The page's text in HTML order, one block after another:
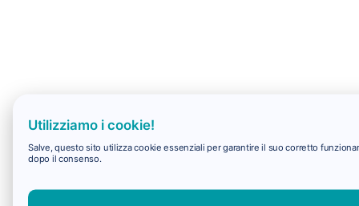
Utilizziamo i cookie!
Salve, questo sito utilizza cookie essenziali per garantire il suo corretto
dopo il consenso.